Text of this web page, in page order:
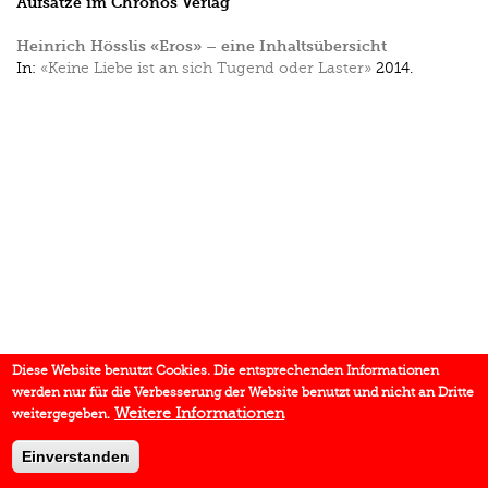
Heinrich Hösslis «Eros» – eine Inhaltsübersicht
In: «Keine Liebe ist an sich Tugend oder Laster» 2014.
Diese Website benutzt Cookies. Die entsprechenden Informationen
werden nur für die Verbesserung der Website benutzt und nicht an Dritte
weitergegeben. Weitere Informationen
Einverstanden